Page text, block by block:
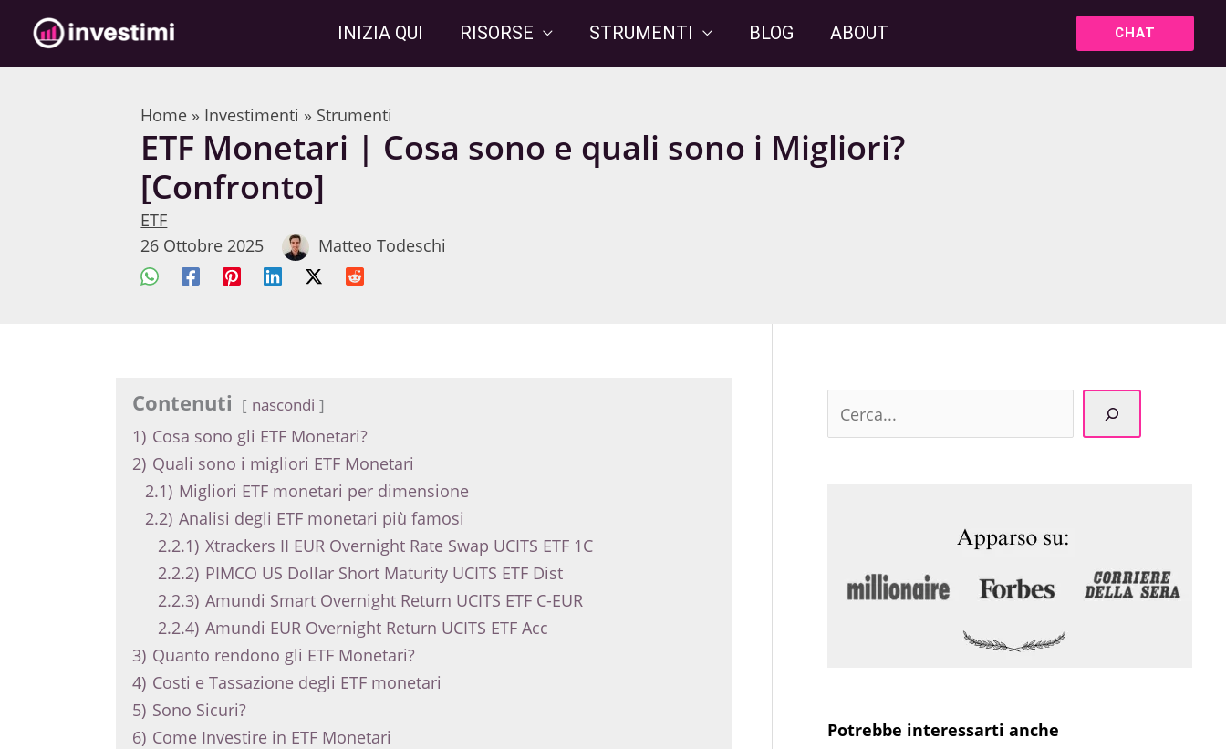
contenuto
INIZIA QUI RISORSE STRUMENTI BLOG ABOUT CHAT
Home » Investimenti » Strumenti
ETF Monetari | Cosa sono e quali sono i Migliori?
[Confronto]
ETF
26 Ottobre 2025
Matteo Todeschi
Contenuti nascondi
1) Cosa sono gli ETF Monetari?
2) Quali sono i migliori ETF Monetari
2.1) Migliori ETF monetari per dimensione
2.2) Analisi degli ETF monetari più famosi
2.2.1) Xtrackers II EUR Overnight Rate Swap UCITS ETF 1C
2.2.2) PIMCO US Dollar Short Maturity UCITS ETF Dist
2.2.3) Amundi Smart Overnight Return UCITS ETF C-EUR
2.2.4) Amundi EUR Overnight Return UCITS ETF Acc
3) Quanto rendono gli ETF Monetari?
4) Costi e Tassazione degli ETF monetari
5) Sono Sicuri?
6) Come Investire in ETF Monetari
e
Potrebbe interessarti anche